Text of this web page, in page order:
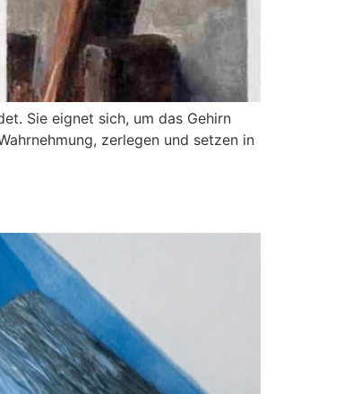
Sie eignet sich, um das Gehirn
zerlegen und setzen in